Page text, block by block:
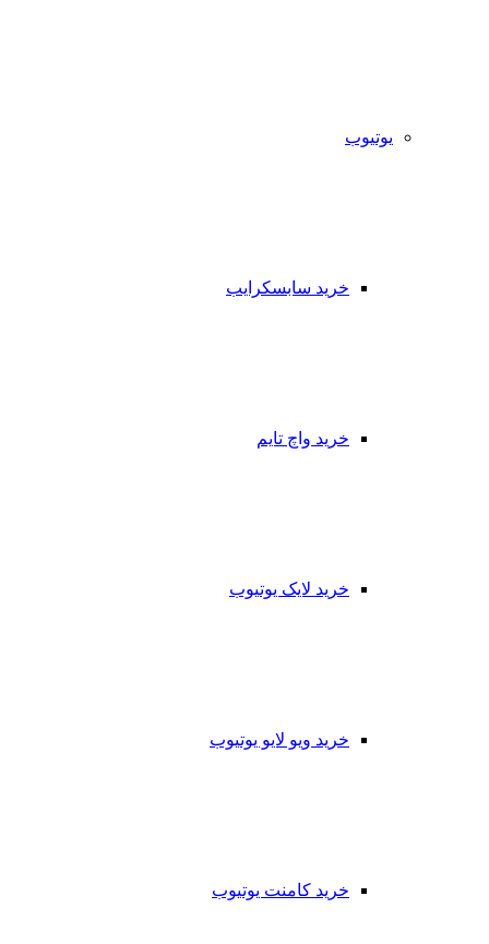
یوتیوب
خرید سابسکرایب
خرید واچ تایم
خرید لایک یوتیوب
خرید ویو لایو یوتیوب
خرید کامنت یوتیوب